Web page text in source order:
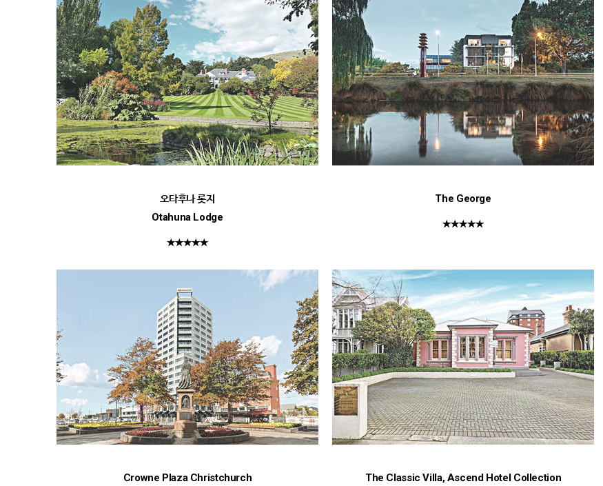
오타후나 롯지
Otahuna Lodge
★★★★★
The George
★★★★★
Crowne Plaza Christchurch The Classic Villa, Ascend Hotel Collection